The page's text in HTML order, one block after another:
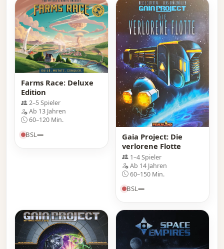
Farms Race: Deluxe
Edition
2–5 Spieler
Ab 13 Jahren
60–120 Min.
BSL—
Gaia Project: Die
verlorene Flotte
1–4 Spieler
Ab 14 Jahren
60–150 Min.
BSL—